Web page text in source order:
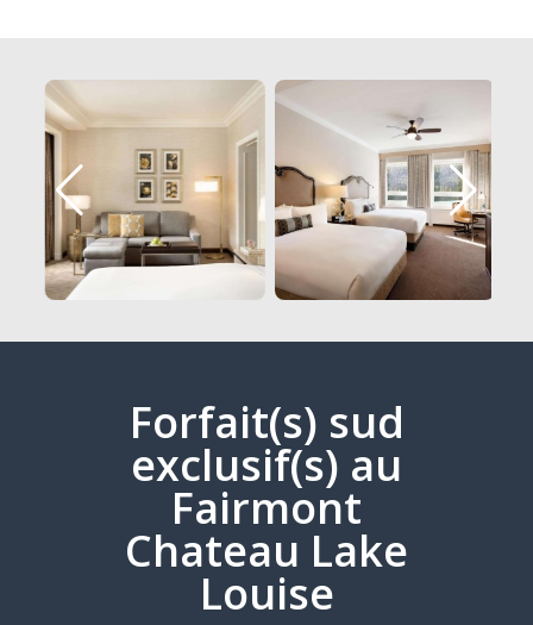
Forfait(s) sud
exclusif(s) au
Fairmont
Chateau Lake
Louise